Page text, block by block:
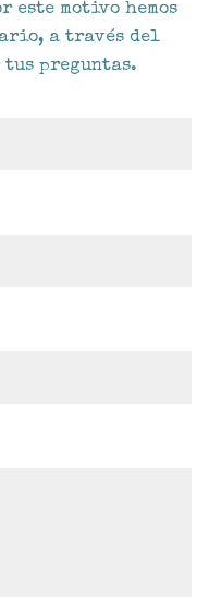
este motivo hemos
a través del
preguntas.